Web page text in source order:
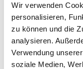
Wir verwenden
personalisieren,
zu können und die
analysieren.
Verwendung
soziale Medien,